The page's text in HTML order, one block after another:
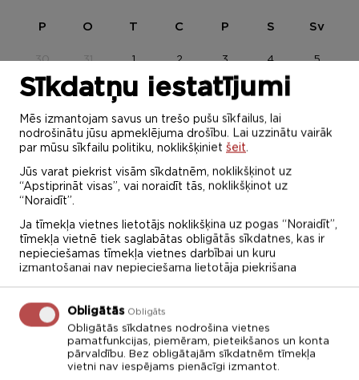
P O T C P S Sv
30 31 1 2 3 4 5
7 8 9 10 11
13 14 18 19
31 - 01 FEB
ESF mācību
programma
“Farmakoterapeitiskās
konsultācijas
pacientiem ar
hroniskām slimībām”
Tomsona iela 37, Rīga
Sīkdatņu iestatījumi
Mēs izmantojam savus un trešo pušu sīkfailus, lai
nodrošinātu jūsu apmeklējuma drošību. Lai uzzinātu vairāk
par mūsu sīkfailu politiku, noklikšķiniet šeit.
Jūs varat piekrist visām sīkdatnēm, noklikšķinot uz
“Apstiprināt visas”, vai noraidīt tās, noklikšķinot uz
“Noraidīt”.
Ja tīmekļa vietnes lietotājs noklikšķina uz pogas “Noraidīt”,
tīmekļa vietnē tiek saglabātas obligātās sīkdatnes, kas ir
nepieciešamas tīmekļa vietnes darbībai un kuru
izmantošanai nav nepieciešama lietotāja piekrišana
Obligātās Obligāts
Obligātās sīkdatnes nodrošina vietnes
pamatfunkcijas, piemēram, pieteikšanos un konta
pārvaldību. Bez obligātajām sīkdatnēm tīmekļa
vietni nav iespējams pienācīgi izmantot.